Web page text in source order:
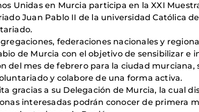
Unidas en Murcia participa en la XXI
Juan Pablo II de la universidad Católica
federaciones nacionales y
de Murcia con el objetivo de sensibilizar e
del mes de febrero para la ciudad murciana,
y colabore de una forma activa.
gracias a su Delegación de Murcia, la cual
interesadas podrán conocer de primera